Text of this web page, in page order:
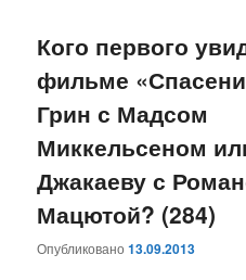
Кого первого
фильме
Грин с Мадсом
Миккельсеном
Джакаеву с
Мацютой? (284)
Опубликовано13.09.2013